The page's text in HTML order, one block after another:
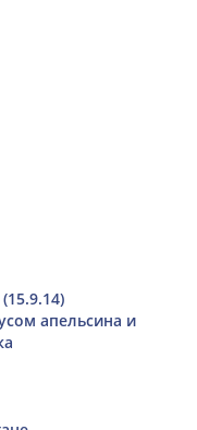
апельсина и